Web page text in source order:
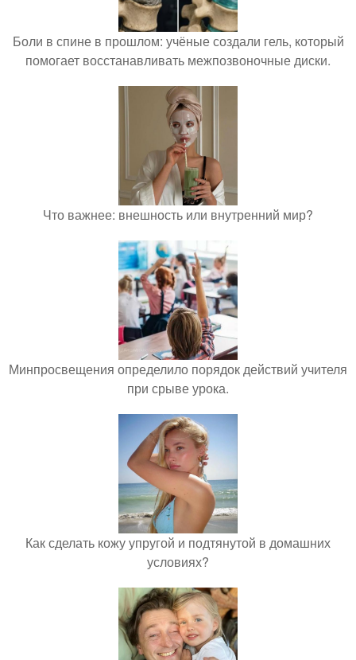
Боли в спине в прошлом: учёные создали гель, который
помогает восстанавливать межпозвоночные диски.
Что важнее: внешность или внутренний мир?
Минпросвещения определило порядок действий учителя
при срыве урока.
Как сделать кожу упругой и подтянутой в домашних
условиях?